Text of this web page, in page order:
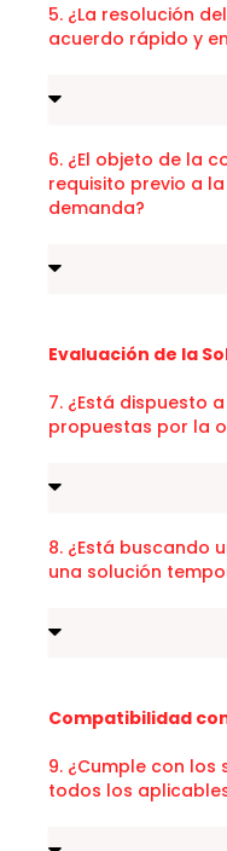
5. ¿La resolución
acuerdo rápido y
6. ¿El objeto de la
requisito previo a
demanda?
Evaluación de la
7. ¿Está dispuesto
propuestas por la
8. ¿Está buscando
una solución
Compatibilidad
9. ¿Cumple con los
todos los